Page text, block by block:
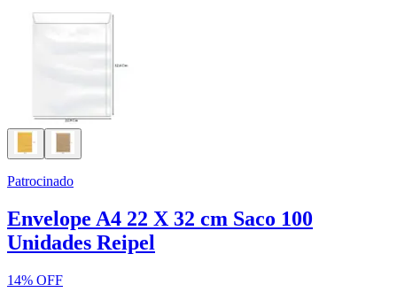
Patrocinado
Envelope A4 22 X 32 cm Saco 100
Unidades Reipel
14% OFF